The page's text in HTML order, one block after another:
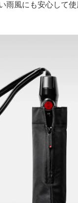
雨風にも安心して